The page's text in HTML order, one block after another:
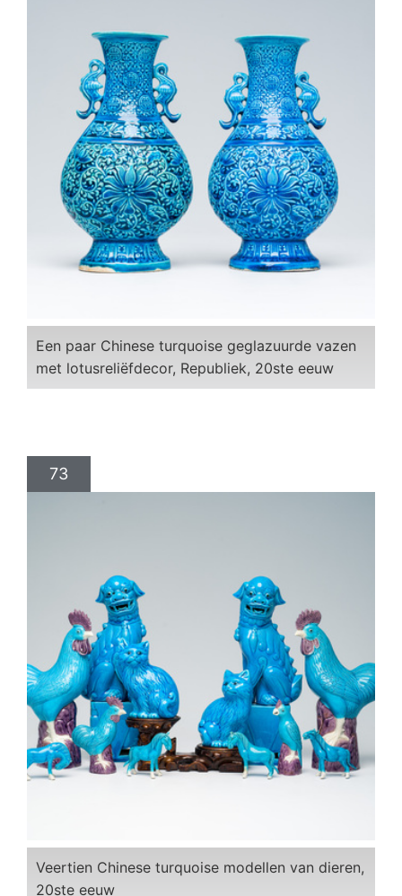
Een paar Chinese turquoise geglazuurde vazen
met lotusreliëfdecor, Republiek, 20ste eeuw
73
Veertien Chinese turquoise modellen van dieren,
20ste eeuw